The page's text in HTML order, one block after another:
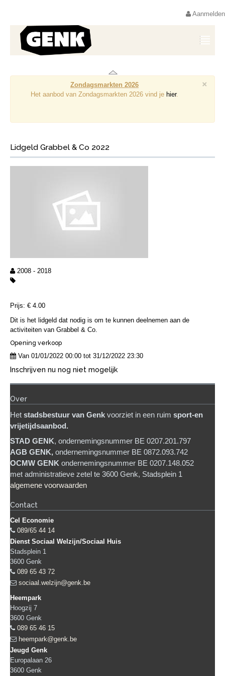
Aanmelden
×
Zondagsmarkten 2026
Het aanbod van Zondagsmarkten 2026 vind je hier.
Lidgeld Grabbel & Co 2022
2008 - 2018
Prijs: € 4.00
Dit is het lidgeld dat nodig is om te kunnen deelnemen aan de
activiteiten van Grabbel & Co.
Opening verkoop
Van 01/01/2022 00:00 tot 31/12/2022 23:30
Inschrijven nu nog niet mogelijk
Over
Het stadsbestuur van Genk voorziet in een ruim sport-en
vrijetijdsaanbod.
STAD GENK, ondernemingsnummer BE 0207.201.797
AGB GENK, ondernemingsnummer BE 0872.093.742
OCMW GENK ondernemingsnummer BE 0207.148.052
met administratieve zetel te 3600 Genk, Stadsplein 1
algemene voorwaarden
Contact
Cel Economie
089/65 44 14
Dienst Sociaal Welzijn/Sociaal Huis
Stadsplein 1
3600 Genk
089 65 43 72
sociaal.welzijn@genk.be
Heempark
Hoogzij 7
3600 Genk
089 65 46 15
heempark@genk.be
Jeugd Genk
Europalaan 26
3600 Genk